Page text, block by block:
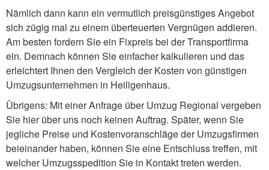
Nämlich dann kann ein vermutlich preisgünstiges Angebot
sich zügig mal zu einem überteuerten Vergnügen addieren.
Am besten fordern Sie ein Fixpreis bei der Transportfirma
ein. Demnach können Sie einfacher kalkulieren und das
erleichtert Ihnen den Vergleich der Kosten von günstigen
Umzugsunternehmen in Heiligenhaus.
Übrigens: Mit einer Anfrage über Umzug Regional vergeben
Sie hier über uns noch keinen Auftrag. Später, wenn Sie
jegliche Preise und Kostenvoranschläge der Umzugsfirmen
beieinander haben, können Sie eine Entschluss treffen, mit
welcher Umzugsspedition Sie in Kontakt treten werden.